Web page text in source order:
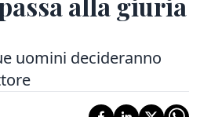
uomini decideranno